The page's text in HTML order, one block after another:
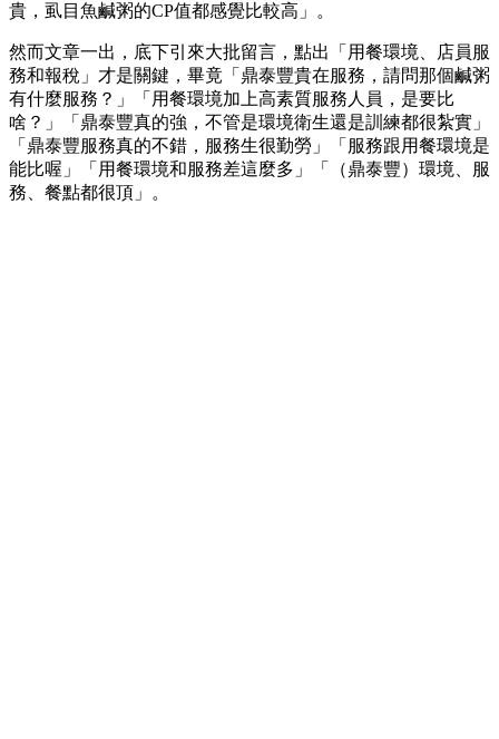
貴，虱目魚鹹粥的CP值都感覺比較高」。
然而文章一出，底下引來大批留言，點出「用餐環境、店員服
務和報稅」才是關鍵，畢竟「鼎泰豐貴在服務，請問那個鹹粥
有什麼服務？」「用餐環境加上高素質服務人員，是要比
啥？」「鼎泰豐真的強，不管是環境衛生還是訓練都很紮實」
「鼎泰豐服務真的不錯，服務生很勤勞」「服務跟用餐環境是
能比喔」「用餐環境和服務差這麼多」「（鼎泰豐）環境、服
務、餐點都很頂」。